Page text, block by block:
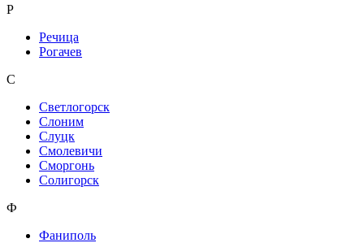
Р
Речица
Рогачев
С
Светлогорск
Слоним
Слуцк
Смолевичи
Сморгонь
Солигорск
Ф
Фаниполь